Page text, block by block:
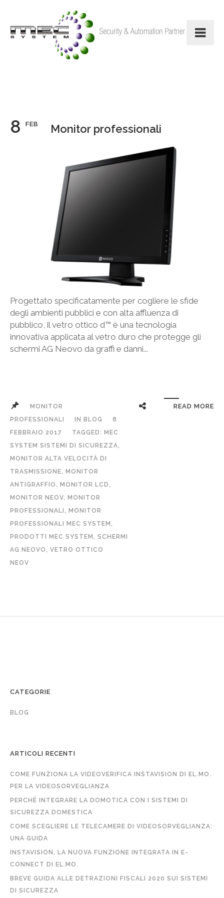
8 FEB Monitor professionali
Progettato specificatamente per cogliere le sfide
degli ambienti pubblici e con alta affluenza di
pubblico, il vetro ottico d™ è una tecnologia
innovativa applicata al vetro duro che protegge gli
schermi AG Neovo da graffi e danni...
MONITOR
PROFESSIONALI
IN BLOG
8
FEBBRAIO 2017
TAGGED: MEC
SYSTEM SISTEMI DI SICUREZZA,
MONITOR ALTA VELOCITÀ DI
TRASMISSIONE, MONITOR
ANTIGRAFFIO, MONITOR LCD,
MONITOR NEOV, MONITOR
PROFESSIONALI , MONITOR
PROFESSIONALI MEC SYSTEM ,
PRODOTTI MEC SYSTEM , SCHERMI
AG NEOVO, VETRO OTTICO
NEOV
READ MORE
CATEGORIE
BLOG
ARTICOLI RECENTI
COME FUNZIONA LA VIDEOVERIFICA INSTAVISION DI EL.MO.
PER LA VIDEOSORVEGLIANZA
PERCHÉ INTEGRARE LA DOMOTICA CON I SISTEMI DI
SICUREZZA DOMESTICA
COME SCEGLIERE LE TELECAMERE DI VIDEOSORVEGLIANZA:
UNA GUIDA
INSTAVISION, LA NUOVA FUNZIONE INTEGRATA IN E-
CONNECT DI EL.MO.
BREVE GUIDA ALLE DETRAZIONI FISCALI 2020 SUI SISTEMI
DI SICUREZZA